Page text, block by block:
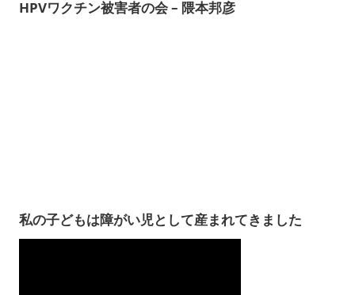
HPVワクチン被害者の会 – 隈本邦彦
私の子どもは障がい児として産まれてきました